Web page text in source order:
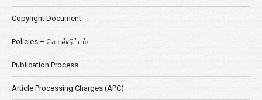
Copyright Document
Policies – செயல்திட்டம்
Publication Process
Article Processing Charges (APC)